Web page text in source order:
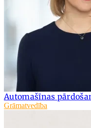
Automašīnas
Grāmatvedība